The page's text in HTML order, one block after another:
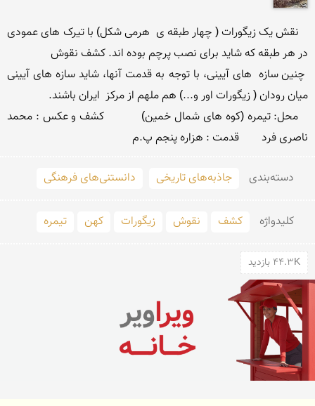
ناصری فرد        قدمت : هزاره پنجم پ.م
دسته‌بندی جاذبه‌های تاریخی دانستنی‌های فرهنگی
کلید‌واژه کشف نقوش زیگورات کهن تیمره
44.3K بازدید